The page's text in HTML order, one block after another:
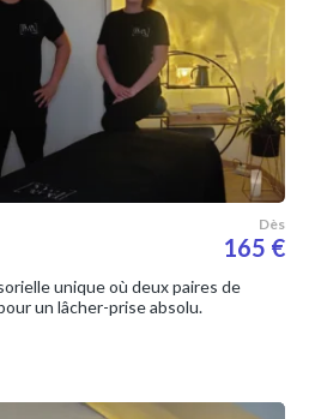
Dès
165 €
unique où deux paires de
un lâcher-prise absolu.